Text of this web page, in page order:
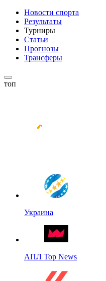
Новости спорта
Результаты
Турниры
Статьи
Прогнозы
Трансферы
топ
Украина
АПЛ Top News